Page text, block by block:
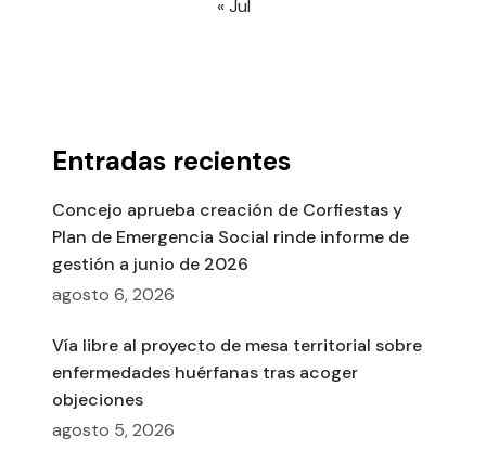
« Jul
Entradas recientes
Concejo aprueba creación de Corfiestas y
Plan de Emergencia Social rinde informe de
gestión a junio de 2026
agosto 6, 2026
Vía libre al proyecto de mesa territorial sobre
enfermedades huérfanas tras acoger
objeciones
agosto 5, 2026